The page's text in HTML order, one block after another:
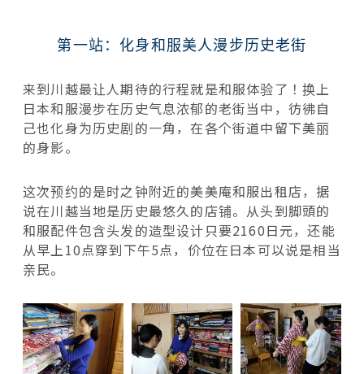
第一站：化身和服美人漫步历史老街
来到川越最让人期待的行程就是和服体验了！换上
日本和服漫步在历史气息浓郁的老街当中，彷彿自
己也化身为历史剧的一角，在各个街道中留下美丽
的身影。
这次预约的是时之钟附近的美美庵和服出租店，据
说在川越当地是历史最悠久的店铺。从头到脚頭的
和服配件包含头发的造型设计只要2160日元，还能
从早上10点穿到下午5点，价位在日本可以说是相当
亲民。